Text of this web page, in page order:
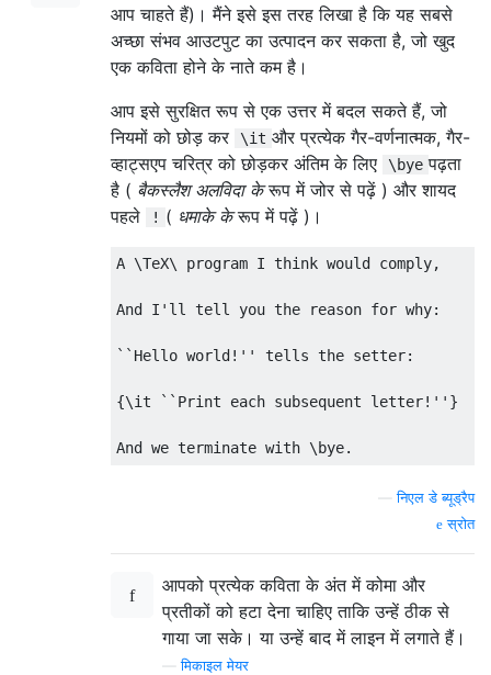
आप चाहते हैं)। मैंने इसे इस तरह लिखा है कि यह सबसे
अच्छा संभव आउटपुट का उत्पादन कर सकता है, जो खुद
एक कविता होने के नाते कम है।
आप इसे सुरक्षित रूप से एक उत्तर में बदल सकते हैं, जो
नियमों को छोड़ कर
\it और प्रत्येक गैर-वर्णनात्मक, गैर-
व्हाट्सएप चरित्र को छोड़कर अंतिम के लिए
\bye पढ़ता
है ( बैकस्लैश अलविदा केरूप में जोर से पढ़ें ) और शायद
पहले
! ( धमाके केरूप में पढ़ें )।
A \TeX\ program I think would comply,
And I'll tell you the reason for why:
``Hello world!'' tells the setter:
{\it ``Print each subsequent letter!''}
—निएल डे ब्यूड्रैप
स्रोत
आपको प्रत्येक कविता के अंत में कोमा और
प्रतीकों को हटा देना चाहिए ताकि उन्हें ठीक से
गाया जा सके। या उन्हें बाद में लाइन में लगाते हैं।
—मिकाइल मेयर